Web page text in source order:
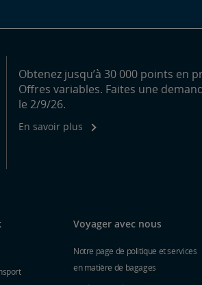
Obtenez jusqu’à 30 000 points en
Offres variables. Faites une
le 2/9/26.
En savoir plus
Voyager avec nous
Notre page de politique et services
en matière de bagages